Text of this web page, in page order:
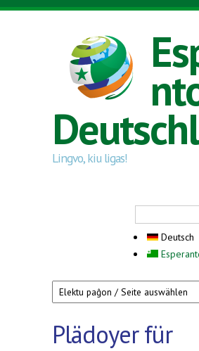
Direkt zum Inhalt
Lingvo, kiu ligas!
Deutsch
Plädoyer für